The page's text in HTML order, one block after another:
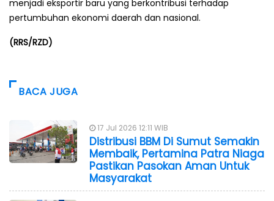
menjadi eksportir baru yang berkontribusi terhadap
pertumbuhan ekonomi daerah dan nasional.
(RRS/RZD)
BACA JUGA
17 Jul 2026 12:11 WIB
Distribusi BBM Di Sumut Semakin
Membaik, Pertamina Patra Niaga
Pastikan Pasokan Aman Untuk
Masyarakat